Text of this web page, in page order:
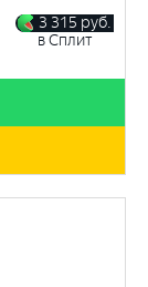
3 315 руб.
в Сплит